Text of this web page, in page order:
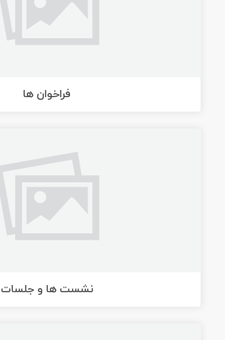
فراخوان ها
نشست ها و جلسات